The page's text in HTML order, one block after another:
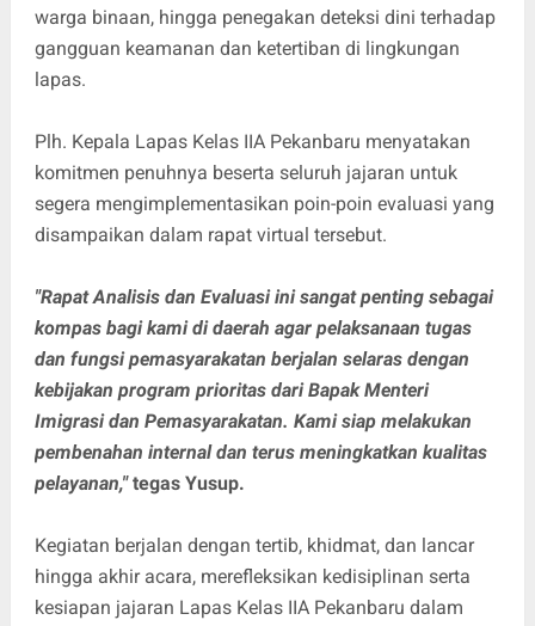
warga binaan, hingga penegakan deteksi dini terhadap
gangguan keamanan dan ketertiban di lingkungan
lapas.
Plh. Kepala Lapas Kelas IIA Pekanbaru menyatakan
komitmen penuhnya beserta seluruh jajaran untuk
segera mengimplementasikan poin-poin evaluasi yang
disampaikan dalam rapat virtual tersebut.
"Rapat Analisis dan Evaluasi ini sangat penting sebagai
kompas bagi kami di daerah agar pelaksanaan tugas
dan fungsi pemasyarakatan berjalan selaras dengan
kebijakan program prioritas dari Bapak Menteri
Imigrasi dan Pemasyarakatan. Kami siap melakukan
pembenahan internal dan terus meningkatkan kualitas
pelayanan,"tegas Yusup.
Kegiatan berjalan dengan tertib, khidmat, dan lancar
hingga akhir acara, merefleksikan kedisiplinan serta
kesiapan jajaran Lapas Kelas IIA Pekanbaru dalam